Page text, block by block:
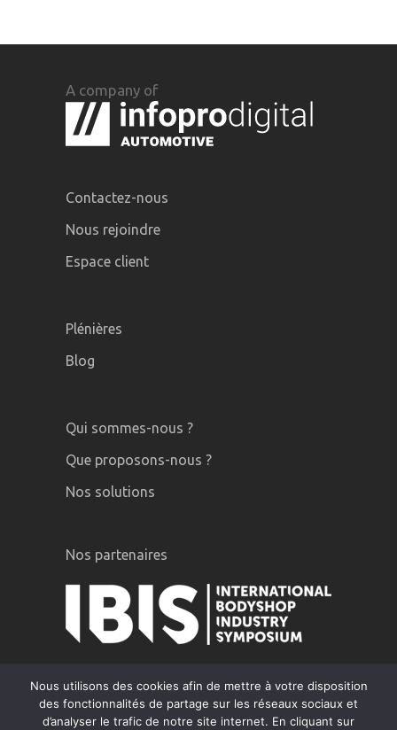
A company of
Contactez-nous
Nous rejoindre
Espace client
Plénières
Blog
Qui sommes-nous ?
Que proposons-nous ?
Nos solutions
Nos partenaires
Nous utilisons des cookies afin de mettre à votre disposition
des fonctionnalités de partage sur les réseaux sociaux et
d’analyser le trafic de notre site internet. En cliquant sur